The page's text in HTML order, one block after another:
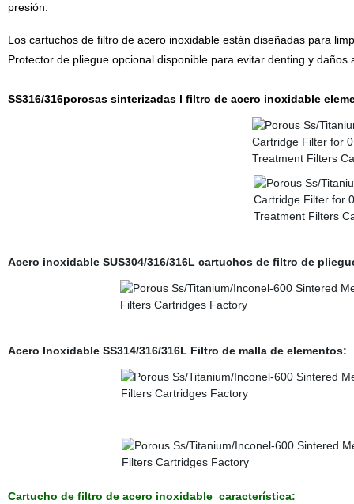
presión.
Los cartuchos de filtro de acero inoxidable están diseñadas para
Protector de pliegue opcional disponible para evitar denting y daños
SS316/316porosas sinterizadas l filtro de acero inoxidable
Acero inoxidable SUS304/316/316L cartuchos de filtro de
Acero Inoxidable SS314/316/316L Filtro de malla de elementos:
Cartucho de filtro de acero inoxidable característica: